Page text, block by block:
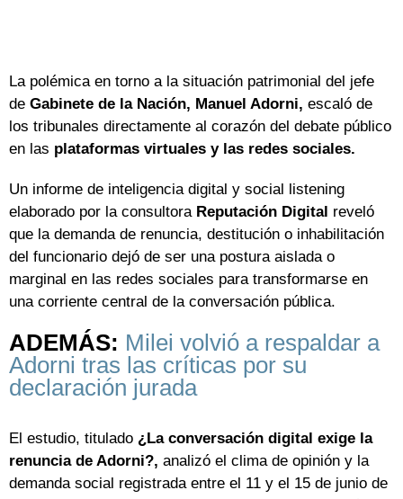
La polémica en torno a la situación patrimonial del jefe
de Gabinete de la Nación, Manuel Adorni, escaló de
los tribunales directamente al corazón del debate público
en las plataformas virtuales y las redes sociales.
Un informe de inteligencia digital y social listening
elaborado por la consultora Reputación Digital reveló
que la demanda de renuncia, destitución o inhabilitación
del funcionario dejó de ser una postura aislada o
marginal en las redes sociales para transformarse en
una corriente central de la conversación pública.
ADEMÁS: Milei volvió a respaldar a
Adorni tras las críticas por su
declaración jurada
El estudio, titulado ¿La conversación digital exige la
renuncia de Adorni?, analizó el clima de opinión y la
demanda social registrada entre el 11 y el 15 de junio de